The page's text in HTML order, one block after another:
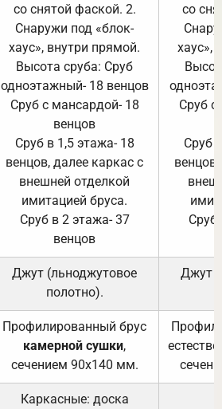
со снятой фаской. 2.
Снаружи под «блок-
хаус», внутри прямой.
Высота сруба: Сруб
одноэтажный- 18 венцов
Сруб с мансардой- 18
венцов
Сруб в 1,5 этажа- 18
венцов, далее каркас с
внешней отделкой
имитацией бруса.
Сруб в 2 этажа- 37
венцов
со
хаус»,
Сруб с
Сруб
Сруб
Джут (льноджутовое
полотно).
Джут
Профилированный брус
камерной сушки,
сечением 90х140 мм.
Каркасные: доска